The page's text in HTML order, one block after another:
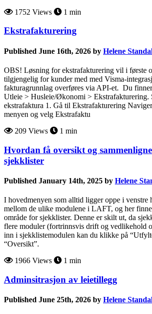
1752 Views
1 min
Ekstrafakturering
Published June 16th, 2026 by Helene
OBS! Løsning for ekstrafakturering vil i første
tilgjengelig for kunder med med Visma-
fakturagrunnlag overføres via API-et. Du
Utleie > Husleie/Økonomi > Ekstrafakturering.
ekstrafaktura 1. Gå til Ekstrafakturering
menyen og velg Ekstrafaktu
209 Views
1 min
Hvordan få oversikt og
sjekklister
Published January 14th, 2025 by Helene
I hovedmenyen som alltid ligger oppe i venstre
mellom de ulike modulene i LAFT, og her
område for sjekklister. Denne er skilt ut, da
flere moduler (fortrinnsvis drift og vedlikehold
inn i sjekklistemodulen kan du klikke på
“Oversikt”.
1966 Views
1 min
Adminsitrasjon av leietillegg
Published June 25th, 2026 by Helene